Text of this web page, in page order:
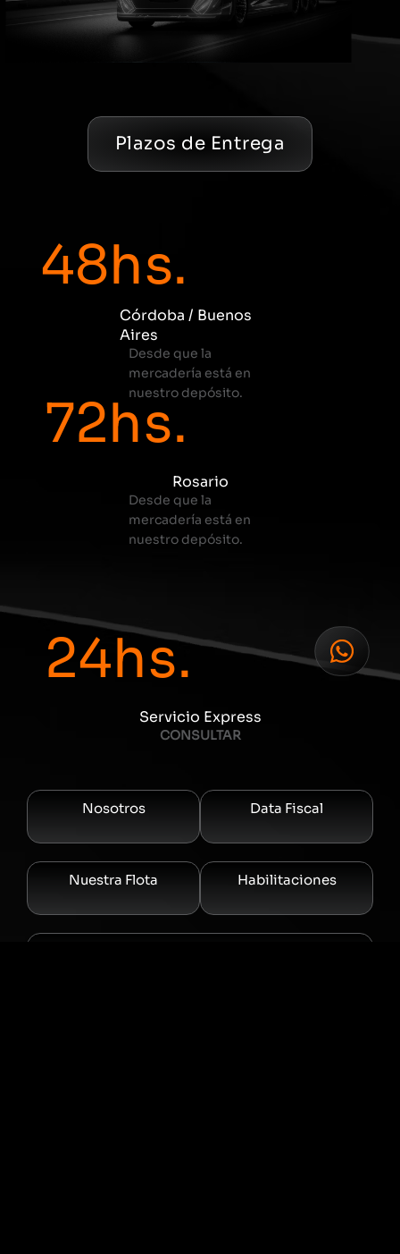
Plazos de Entrega
48hs.
Córdoba / Buenos
Aires
Desde que la
mercadería está en
nuestro depósito.
72hs.
Rosario
Desde que la
mercadería está en
nuestro depósito.
24hs.
Servicio Express
CONSULTAR
Nosotros Data Fiscal
Nuestra Flota Habilitaciones